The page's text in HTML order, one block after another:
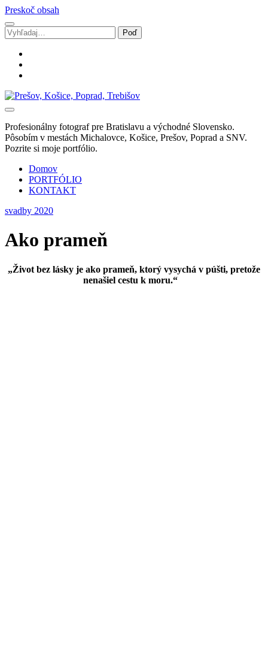
Preskoč obsah
Vyhľadávanie
Svadobný
fotograf
Zalibera
|
Spišská
Profesionálny fotograf pre Bratislavu a východné Slovensko.
Pôsobím v mestách Michalovce, Košice, Prešov, Poprad a SNV.
Pozrite si moje portfólio.
Domov
PORTFÓLIO
KONTAKT
svadby 2020
Ako prameň
„Život bez lásky je ako prameň, ktorý vysychá v púšti, pretože
nenašiel cestu k moru.“